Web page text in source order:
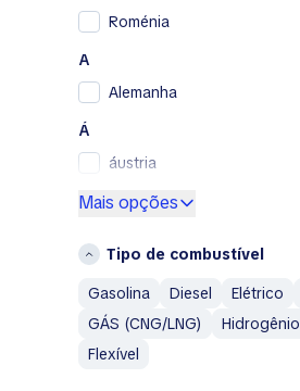
Renault
SsangYong
Toyota
Volvo
A
AM General
AMC
Roménia
A
Alemanha
Á
áustria
E
França
Mais opções
Tipo de combustível
Gasolina
Diesel Elétrico
GÁS (CNG/LNG)
Hidrogênio
Flexível